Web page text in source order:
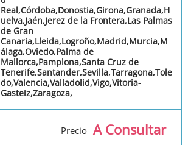
Real,Córdoba,Donostia,Girona,Granada,H
uelva,Jaén,Jerez de la Frontera,Las Palmas
de Gran
Canaria,Lleida,Logroño,Madrid,Murcia,M
álaga,Oviedo,Palma de
Mallorca,Pamplona,Santa Cruz de
Tenerife,Santander,Sevilla,Tarragona,Tole
do,Valencia,Valladolid,Vigo,Vitoria-
Gasteiz,Zaragoza,
Precio A Consultar